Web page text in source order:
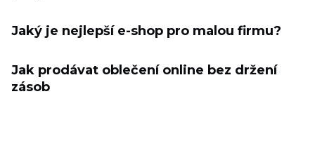
Jaký je nejlepší e-shop pro malou firmu?
Jak prodávat oblečení online bez držení
zásob